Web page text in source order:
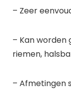
– Zeer
– Kan worden
riemen,
– Afmetingen